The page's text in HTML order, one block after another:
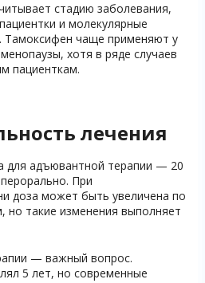
стадию заболевания,
и молекулярные
Тамоксифен чаще применяют у
хотя в ряде случаев
пациенткам.
лечения
для адъювантной терапии — 20
При
доза может быть увеличена по
но такие изменения выполняет
— важный вопрос.
5 лет, но современные